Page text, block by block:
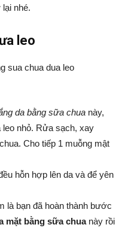
nhé.
leo
da bằng sữa chua này,
nhỏ. Rửa sạch, xay
Cho tiếp 1 muỗng mật
hỗn hợp lên da và để yên
là bạn đã hoàn thành bước
mặt bằng sữa chuanày rồi